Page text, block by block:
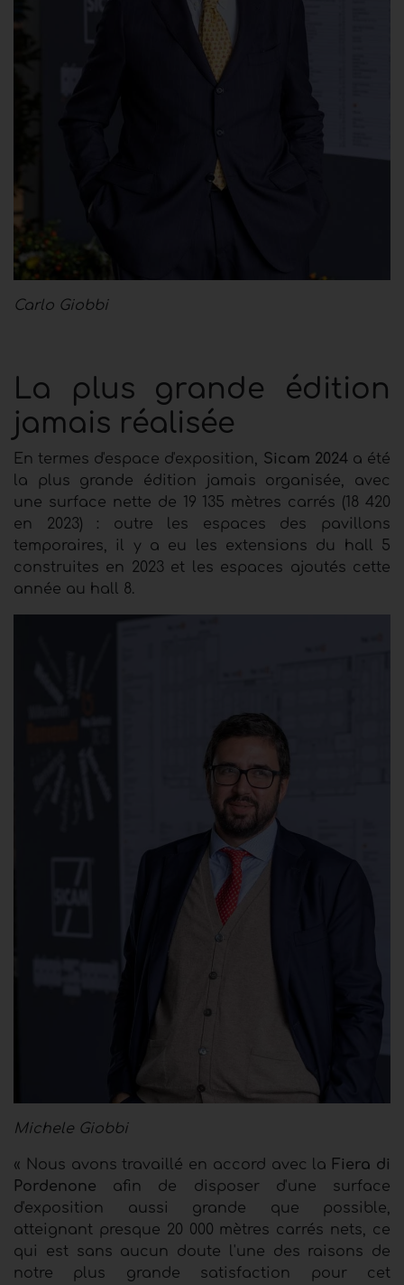
Carlo Giobbi
La plus grande édition
jamais réalisée
En termes d'espace d'exposition, Sicam 2024a été
la plus grande édition jamais organisée, avec
une surface nette de 19 135 mètres carrés (18 420
en 2023) : outre les espaces des pavillons
temporaires, il y a eu les extensions du hall 5
construites en 2023 et les espaces ajoutés cette
année au hall 8.
Michele Giobbi
« Nous avons travaillé en accord avec la Fiera di
Pordenone afin de disposer d'une surface
d'exposition aussi grande que possible,
atteignant presque 20 000 mètres carrés nets, ce
qui est sans aucun doute l'une des raisons de
notre plus grande satisfaction pour cet